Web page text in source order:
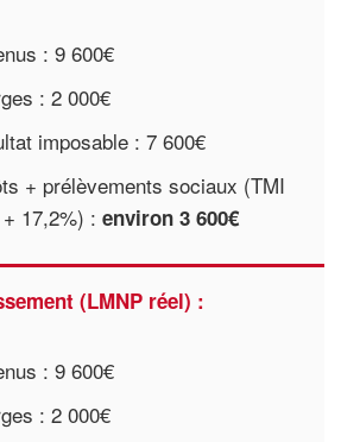
: 9 600€
: 2 000€
imposable : 7 600€
+ prélèvements sociaux (TMI
17,2%) : environ 3 600€
(LMNP réel) :
: 9 600€
: 2 000€